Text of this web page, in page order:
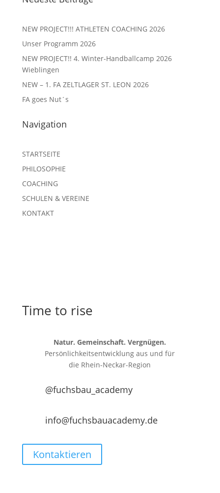
NEW PROJECT!!! ATHLETEN COACHING 2026
Unser Programm 2026
NEW PROJECT!! 4. Winter-Handballcamp 2026
Wieblingen
NEW – 1. FA ZELTLAGER ST. LEON 2026
FA goes Nut´s
Navigation
STARTSEITE
PHILOSOPHIE
COACHING
SCHULEN & VEREINE
KONTAKT
Time to rise
Natur. Gemeinschaft. Vergnügen.
Persönlichkeitsentwicklung aus und für
die Rhein-Neckar-Region
@fuchsbau_academy
info@fuchsbauacademy.de
Kontaktieren